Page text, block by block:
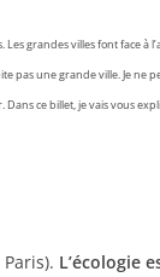
grandes villes font face à
pas une grande ville. Je ne
Dans ce billet, je vais vous
L’écologie